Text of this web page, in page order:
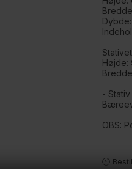
Højde:
-
OBS:
🕚
🧺